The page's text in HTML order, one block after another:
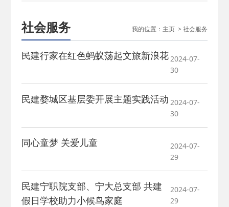
2026-06-18
2026-02-25
· 中国民主建国会… 2025-08-28
· 民主党派整体智…
· 中国民主建国会… 2025-02-24
社会服务 我的位置： 主页> 社会服务
民建行家在红色蚂蚁荡起文旅新浪花2024-07-
30
民建婺城区基层委开展主题实践活动 2024-07-
30
同心童梦 关爱儿童
2024-07-
29
民建宁职院支部、宁大总支部 共建
假日学校助力小候鸟家庭
2024-07-
29